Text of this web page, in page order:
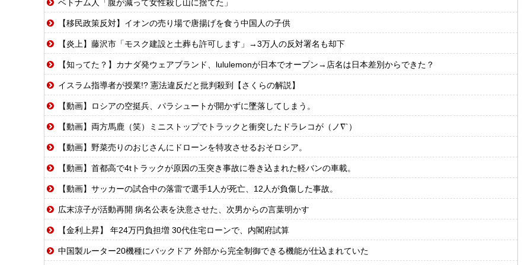
ベトナム人「腹が減って女性殺し山に捨てた」
【移民政策反対】イオンの売り場で唐揚げを食う中国人の子供
【炎上】藤沢市「モスク建設と土葬も許可します」→3万人の反対署名も却下
【知ってた？】カナダ発ウェアブランド、lululemonが日本でオープン→店名は日本差別からできた？
イスラム指導者が授業!? 憲法違反だと批判殺到【さくらの解説】
【動画】ロシアの空挺兵、パラシュートが開かずに墜落してしまう。
【動画】両方馬鹿（笑）ミニストップでトラックと衝突したドラレコが（ノ∇`）
【動画】野菜売りのおじさんにドローンを特攻させるおそロシア。
【動画】首都高で4tトラックが原因の玉突き事故に巻き込まれた軽バンの車載。
【動画】サッカーの試合中の落雷で選手1人が死亡、12人が負傷した事故。
広末涼子が活動再開 病名公表を決意させた、次男からの言葉明かす
【金利上昇】 年24万円負担増 30代住宅ローンで、内閣府試算
中国製ルーター20機種にバックドア 外部から完全制御できる機能が仕込まれていた